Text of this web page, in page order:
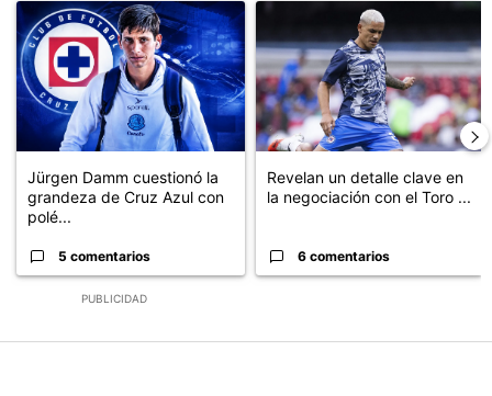
PUBLICIDAD
Un artículo de tendencia con el título "Jürgen Damm cuestionó
Jürgen Damm cuestionó la
grandeza de Cruz Azul con
polé...
5 comentarios
Un artículo de tendencia con
Revelan un detalle clave en
la negociación con el Toro ...
6 comentarios